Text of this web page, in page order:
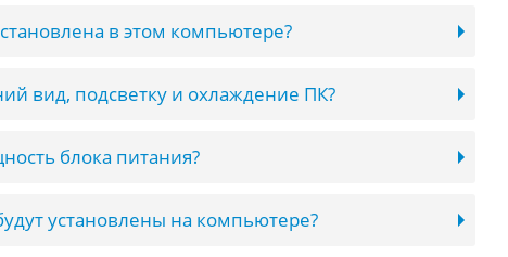
в этом компьютере?
вид, подсветку и охлаждение ПК?
блока питания?
установлены на компьютере?